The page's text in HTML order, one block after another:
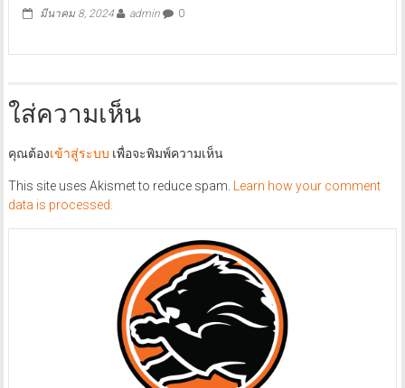
มีนาคม 8, 2024 admin 0
ใส่ความเห็น
คุณต้องเข้าสู่ระบบ เพื่อจะพิมพ์ความเห็น
This site uses Akismet to reduce spam.
Learn how your comment
data is processed.